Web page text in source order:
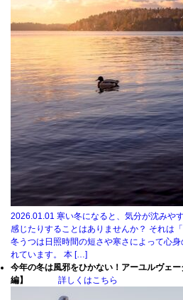
2026.01.01 寒い冬になると、気分が沈みや
感じたりすることはありませんか？ それは
冬うつは日照時間の短さや寒さによって心
れています。 本 […]
今年の冬は風邪をひかない！アーユルヴェ
編】
詳しくはこちら